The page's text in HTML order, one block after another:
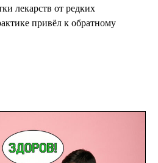
лекарств от редких
привёл к обратному